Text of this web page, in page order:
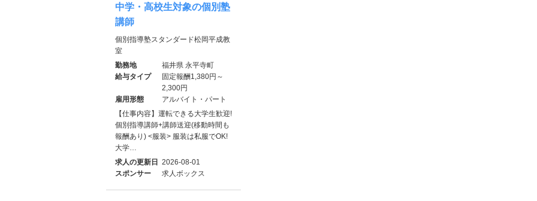
中学・高校生対象の個別塾
講師
個別指導塾スタンダード松岡平成教
室
勤務地
福井県 永平寺町
給与タイプ
固定報酬1,380円～
2,300円
雇用形態
アルバイト・パート
【仕事内容】運転できる大学生歓迎!
個別指導講師+講師送迎(移動時間も
報酬あり) <服装> 服装は私服でOK!
大学…
求人の更新日 2026-08-01
スポンサー
求人ボックス